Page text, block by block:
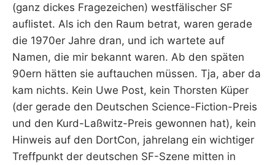
(ganz dickes Fragezeichen) westfälischer SF
auflistet. Als ich den Raum betrat, waren gerade
die 1970er Jahre dran, und ich wartete auf
Namen, die mir bekannt waren. Ab den späten
90ern hätten sie auftauchen müssen. Tja, aber da
kam nichts. Kein Uwe Post, kein Thorsten Küper
(der gerade den Deutschen Science-Fiction-Preis
und den Kurd-Laßwitz-Preis gewonnen hat), kein
Hinweis auf den DortCon, jahrelang ein wichtiger
Treffpunkt der deutschen SF-Szene mitten in